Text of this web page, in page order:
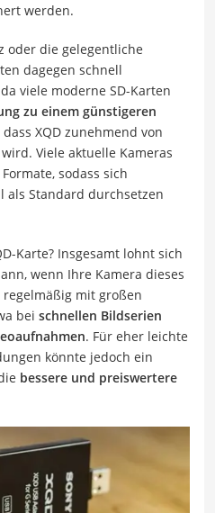
werden.
oder die gelegentliche
dagegen schnell
viele moderne SD-Karten
zu einem günstigeren
XQD zunehmend von
Viele aktuelle Kameras
sodass sich
als Standard durchsetzen
Karte? Insgesamt lohnt sich
wenn Ihre Kamera dieses
mit großen
bei schnellen Bildserien
. Für eher leichte
könnte jedoch ein
bessere und preiswertere